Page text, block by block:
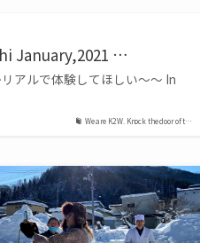
We are K2W. Knock the door of t…
January,2021 …
アルで体験してほしい～～ In